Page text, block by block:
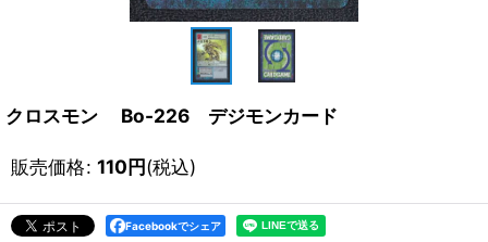
クロスモン Bo-226 デジモンカード
販売価格: 110円(税込)
Facebookでシェア